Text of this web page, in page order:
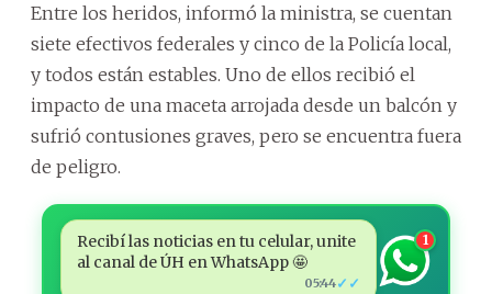
Entre los heridos, informó la ministra, se cuentan
siete efectivos federales y cinco de la Policía local,
y todos están estables. Uno de ellos recibió el
impacto de una maceta arrojada desde un balcón y
sufrió contusiones graves, pero se encuentra fuera
de peligro.
Recibí las noticias en tu celular, unite
al canal de ÚH en WhatsApp 🤩
05:44✓✓
1